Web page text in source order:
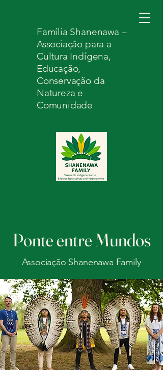
Família Shanenawa –
Associação para a
Cultura Indígena,
Educação,
Conservação da
Natureza e
Comunidade
Ponte entre Mundos
Associação Shanenawa Family